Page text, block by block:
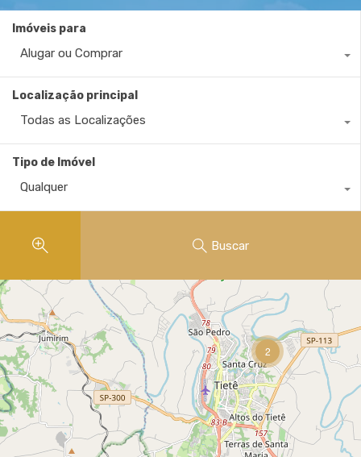
Imóveis para
Alugar ou Comprar
Localização principal
Todas as Localizações
Tipo de Imóvel
Qualquer
Buscar
2